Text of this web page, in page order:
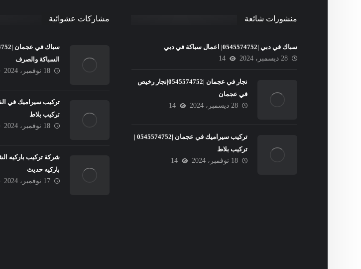
منشورات شائعة
سباك في دبي |0545574752| اعمال سباكة في دبي
28 ديسمبر، 2024
14
نجار في عجمان |0545574752|نجار رخيص
في عجمان
28 ديسمبر، 2024
14
تركيب سيراميك في عجمان |0545574752 |
تركيب بلاط
18 نوفمبر، 2024
14
مشاركات عشوائية
السباكة والصرف
18 نوفمبر، 2024
تركيب بلاط
18 نوفمبر، 2024
باركيه حديث
17 نوفمبر، 2024